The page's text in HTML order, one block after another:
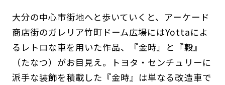
大分の中心市街地へと歩いていくと、アーケード
商店街のガレリア竹町ドーム広場にはYottaによ
るレトロな車を用いた作品、『金時』と『穀』
（たなつ）がお目見え。トヨタ・センチュリーに
派手な装飾を積載した『金時』は単なる改造車で